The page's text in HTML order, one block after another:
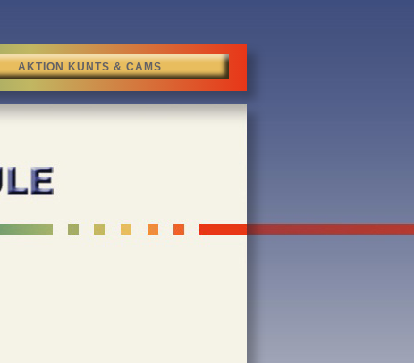
AKTION KUNTS & CAMS